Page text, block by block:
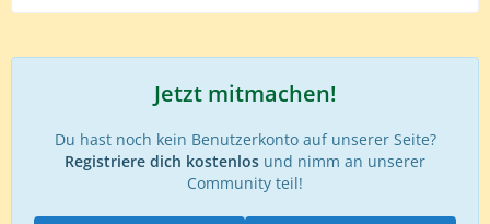
Jetzt mitmachen!
Du hast noch kein Benutzerkonto auf unserer Seite?
Registriere dich kostenlos und nimm an unserer
Community teil!